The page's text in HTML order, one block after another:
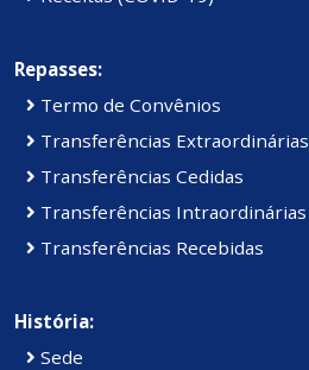
Repasses:
Termo de Convênios
Transferências Extraordinárias
Transferências Cedidas
Transferências Intraordinárias
Transferências Recebidas
História:
Sede